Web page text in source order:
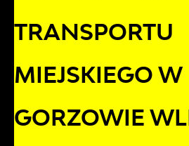
TRANSPORTU
MIEJSKIEGO W
GORZOWIE